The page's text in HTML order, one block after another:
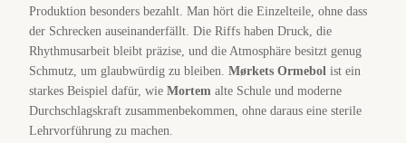
Produktion besonders bezahlt. Man hört die Einzelteile, ohne dass
der Schrecken auseinanderfällt. Die Riffs haben Druck, die
Rhythmusarbeit bleibt präzise, und die Atmosphäre besitzt genug
Schmutz, um glaubwürdig zu bleiben. Mørkets Ormebol ist ein
starkes Beispiel dafür, wie Mortem alte Schule und moderne
Durchschlagskraft zusammenbekommen, ohne daraus eine sterile
Lehrvorführung zu machen.